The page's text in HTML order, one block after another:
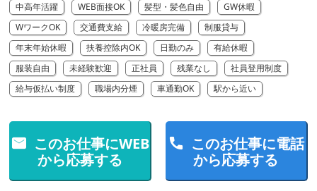
中高年活躍
WEB面接OK 髪型・髪色自由
GW休暇
WワークOK
交通費支給 冷暖房完備
制服貸与
年末年始休暇
扶養控除内OK 日勤のみ
有給休暇
服装自由
未経験歓迎 正社員 残業なし
社員登用制度
給与仮払い制度
職場内分煙 車通勤OK 駅から近い
このお仕事にWEB
から応募する
このお仕事に電話
から応募する